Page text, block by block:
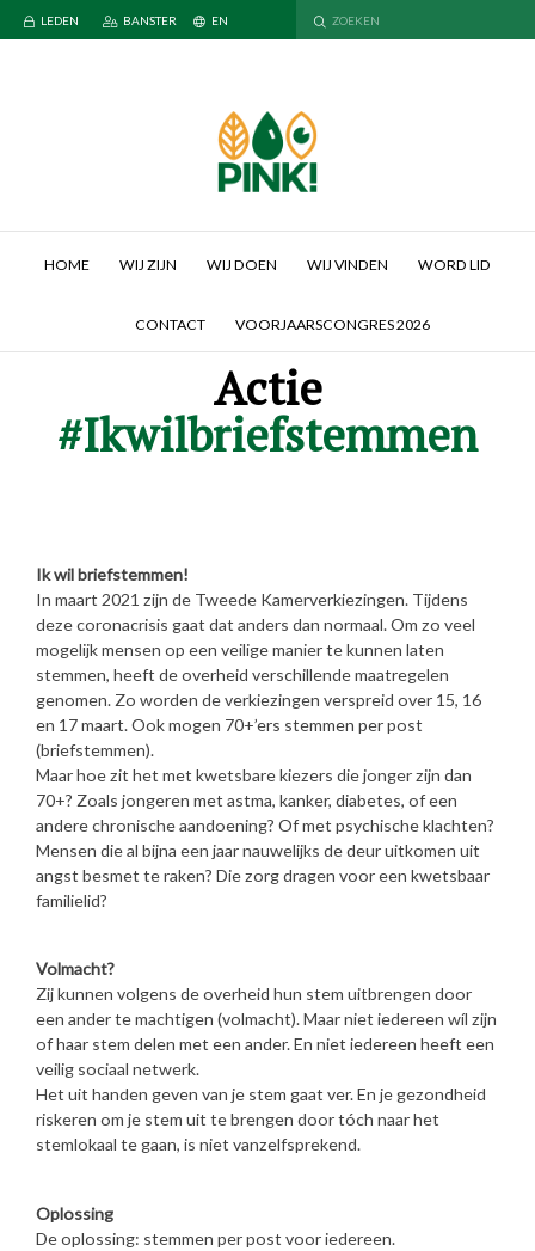
LEDEN BANSTER EN
HOME WIJ ZIJN WIJ DOEN WIJ VINDEN WORD LID
CONTACT VOORJAARSCONGRES 2026
Actie
#Ikwilbriefstemmen
Ik wil briefstemmen!
In maart 2021 zijn de Tweede Kamerverkiezingen. Tijdens
deze coronacrisis gaat dat anders dan normaal. Om zo veel
mogelijk mensen op een veilige manier te kunnen laten
stemmen, heeft de overheid verschillende maatregelen
genomen. Zo worden de verkiezingen verspreid over 15, 16
en 17 maart. Ook mogen 70+’ers stemmen per post
(briefstemmen).
Maar hoe zit het met kwetsbare kiezers die jonger zijn dan
70+? Zoals jongeren met astma, kanker, diabetes, of een
andere chronische aandoening? Of met psychische klachten?
Mensen die al bijna een jaar nauwelijks de deur uitkomen uit
angst besmet te raken? Die zorg dragen voor een kwetsbaar
familielid?
Volmacht?
Zij kunnen volgens de overheid hun stem uitbrengen door
een ander te machtigen (volmacht). Maar niet iedereen wíl zijn
of haar stem delen met een ander. En niet iedereen heeft een
veilig sociaal netwerk.
Het uit handen geven van je stem gaat ver. En je gezondheid
riskeren om je stem uit te brengen door tóch naar het
stemlokaal te gaan, is niet vanzelfsprekend.
Oplossing
De oplossing: stemmen per post voor iedereen.